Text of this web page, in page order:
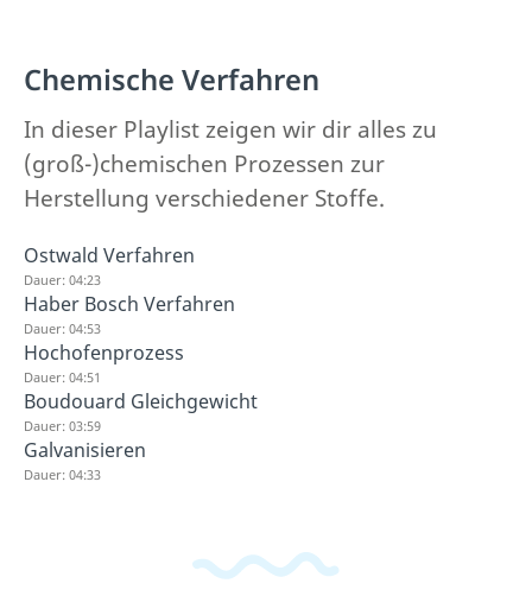
Chemische Verfahren
In dieser Playlist zeigen wir dir alles zu
(groß-)chemischen Prozessen zur
Herstellung verschiedener Stoffe.
Ostwald Verfahren
Dauer: 04:23
Haber Bosch Verfahren
Dauer: 04:53
Hochofenprozess
Dauer: 04:51
Boudouard Gleichgewicht
Dauer: 03:59
Galvanisieren
Dauer: 04:33